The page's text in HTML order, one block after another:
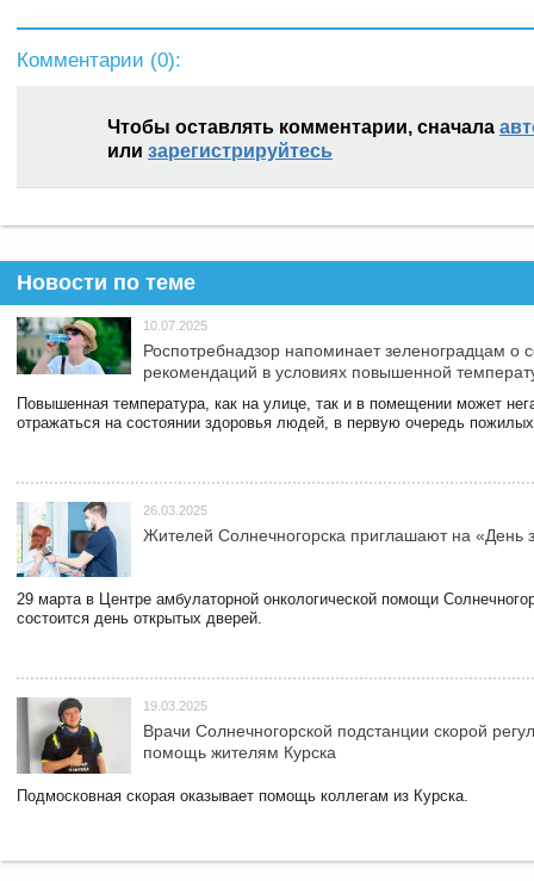
Комментарии (0):
Чтобы оставлять комментарии, сначала
или зарегистрируйтесь
Новости по теме
10.07.2025
Роспотребнадзор напоминает зеленоградцам о
рекомендаций в условиях повышенной
Повышенная температура, как на улице, так и в помещении может
отражаться на состоянии здоровья людей, в первую очередь
26.03.2025
Жителей Солнечногорска приглашают на «День
29 марта в Центре амбулаторной онкологической помощи
состоится день открытых дверей.
19.03.2025
Врачи Солнечногорской подстанции скорой
помощь жителям Курска
Подмосковная скорая оказывает помощь коллегам из Курска.